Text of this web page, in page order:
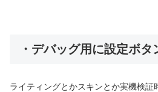
・デバッグ用に設定ボタ
ライティングとかスキンとか実機検証